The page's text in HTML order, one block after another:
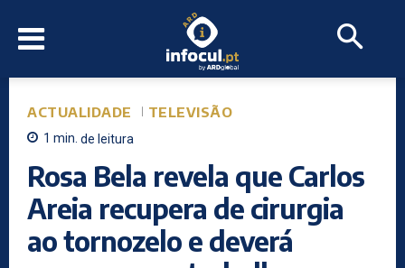
ACTUALIDADE TELEVISÃO
1 min. de leitura
Rosa Bela revela que Carlos
Areia recupera de cirurgia
ao tornozelo e deverá